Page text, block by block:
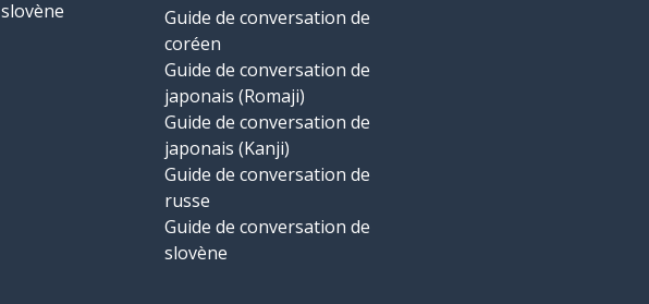
Guide de conversation de
coréen
Guide de conversation de
japonais (Romaji)
Guide de conversation de
japonais (Kanji)
Guide de conversation de
russe
Guide de conversation de
slovène